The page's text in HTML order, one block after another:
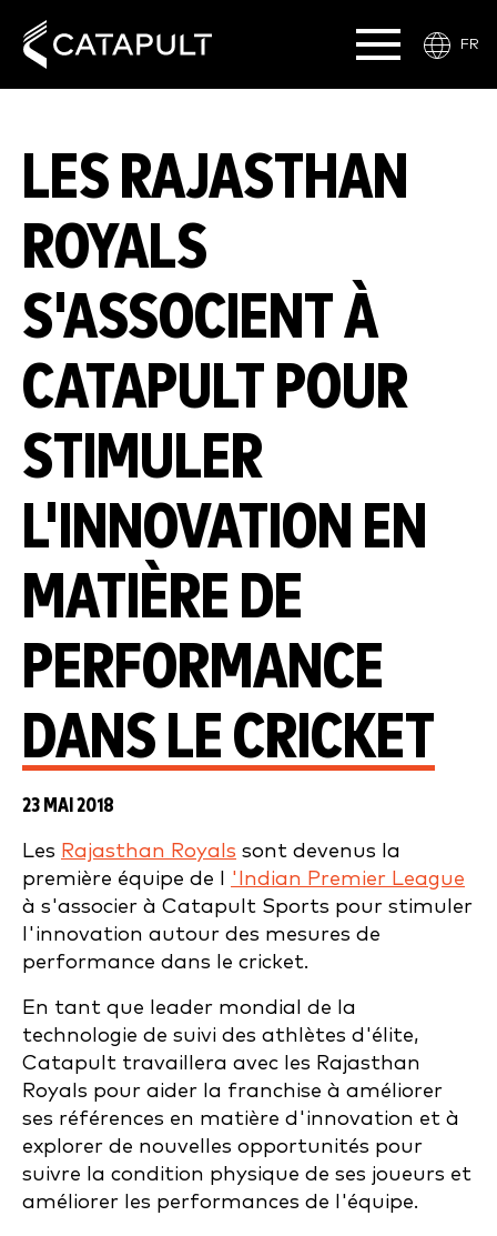
FR
LES RAJASTHAN
ROYALS
S'ASSOCIENT À
CATAPULT POUR
STIMULER
L'INNOVATION EN
MATIÈRE DE
PERFORMANCE
DANS LE CRICKET
23 MAI 2018
Les Rajasthan Royals sont devenus la
première équipe de l
'Indian Premier League
à s'associer à Catapult Sports pour stimuler
l'innovation autour des mesures de
performance dans le cricket.
En tant que leader mondial de la
technologie de suivi des athlètes d'élite,
Catapult travaillera avec les Rajasthan
Royals pour aider la franchise à améliorer
ses références en matière d'innovation et à
explorer de nouvelles opportunités pour
suivre la condition physique de ses joueurs et
améliorer les performances de l'équipe.